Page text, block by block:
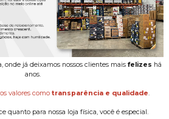
onde já deixamos nossos clientes mais felizes há
anos.
valores comotransparência e qualidade
quanto para nossa loja física, você é especial.